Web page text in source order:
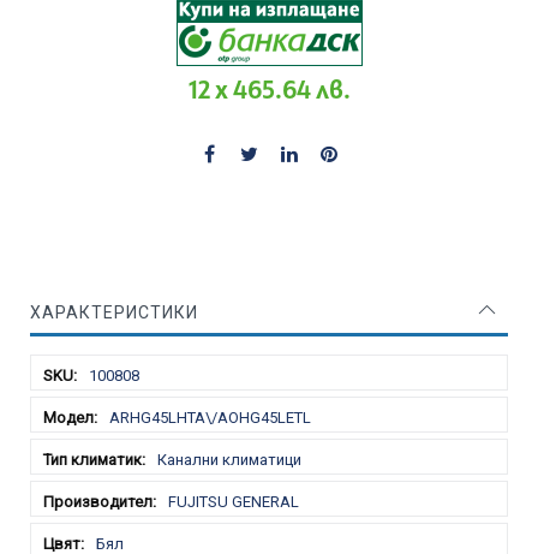
12 x 465.64 лв.
ХАРАКТЕРИСТИКИ
100808
ARHG45LHTA\/AOHG45LETL
Канални климатици
FUJITSU GENERAL
Бял